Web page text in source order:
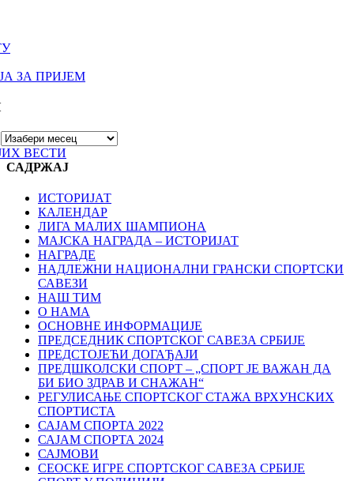
ЗА ПРИЈЕМ
ВЕСТИ
САДРЖАЈ
ИСТОРИЈАТ
КАЛЕНДАР
ЛИГА МАЛИХ ШАМПИОНА
МАЈСКА НАГРАДА – ИСТОРИЈАТ
НАГРАДЕ
НАДЛЕЖНИ НАЦИОНАЛНИ ГРАНСКИ СПОРТСКИ
САВЕЗИ
НАШ ТИМ
О НАМА
ОСНОВНЕ ИНФОРМАЦИЈЕ
ПРЕДСЕДНИК СПОРТСКОГ САВЕЗА СРБИЈЕ
ПРЕДСТОЈЕЋИ ДОГАЂАЈИ
ПРЕДШКОЛСКИ СПОРТ – „СПОРТ ЈЕ ВАЖАН ДА
БИ БИО ЗДРАВ И СНАЖАН“
РЕГУЛИСАЊЕ СПОРТСKОГ СТАЖА ВРХУНСKИХ
СПОРТИСТА
САЈАМ СПОРТА 2022
САЈАМ СПОРТА 2024
САЈМОВИ
СЕОСКЕ ИГРЕ СПОРТСКОГ САВЕЗА СРБИЈЕ